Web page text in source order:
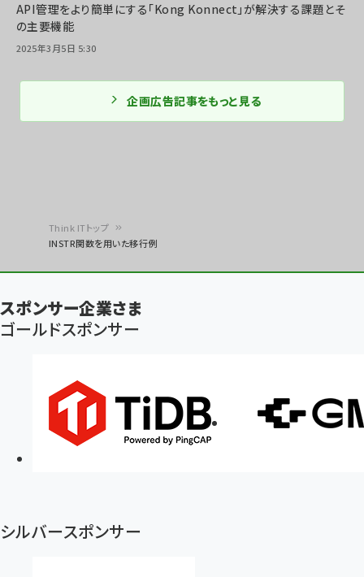
く
ず
Think ITトップ
INSTR関数を用いた移行例
API管理をより簡単にする「Kong Konnect」が解決する課題とそ
の主要機能
2025年3月5日 5:30
企画広告記事をもっと見る
スポンサー企業さま
ゴールドスポンサー
シルバースポンサー